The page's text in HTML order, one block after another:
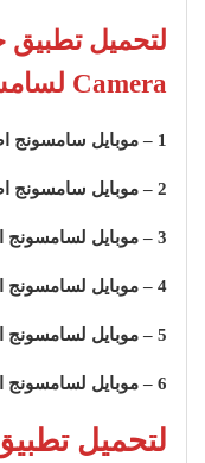
Camera لسامسونج
1 – موبايل سامسونج اصدار
2 – موبايل سامسونج اصدار
3 – موبايل لسامسونج اصدار A50
4 – موبايل لسامسونج اصدار A30
5 – موبايل لسامسونج اصدار A20
6 – موبايل لسامسونج اصدار A10